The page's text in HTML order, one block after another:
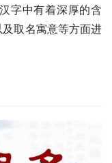
字中有着深厚的含
取名寓意等方面进